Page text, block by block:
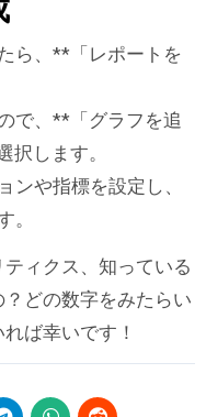
ら、**「レポートを
で、**「グラフを追
します。
ンや指標を設定し、
。
ィクス、知っている
どの数字をみたらい
ば幸いです！